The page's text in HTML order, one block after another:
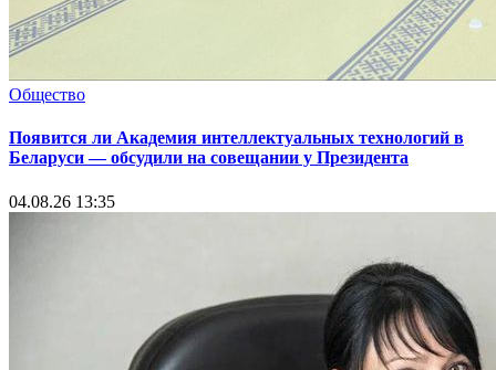
Общество
Появится ли Академия интеллектуальных технологий в
Беларуси — обсудили на совещании у Президента
04.08.26 13:35